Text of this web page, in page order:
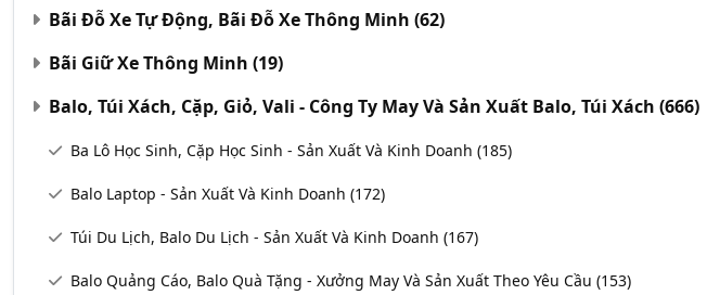
Bãi Đỗ Xe Tự Động, Bãi Đỗ Xe Thông Minh (62)
Bãi Giữ Xe Thông Minh (19)
Balo, Túi Xách, Cặp, Giỏ, Vali - Công Ty May Và Sản Xuất Balo, Túi Xách (666)
Ba Lô Học Sinh, Cặp Học Sinh - Sản Xuất Và Kinh Doanh (185)
Balo Laptop - Sản Xuất Và Kinh Doanh (172)
Túi Du Lịch, Balo Du Lịch - Sản Xuất Và Kinh Doanh (167)
Balo Quảng Cáo, Balo Quà Tặng - Xưởng May Và Sản Xuất Theo Yêu Cầu (153)